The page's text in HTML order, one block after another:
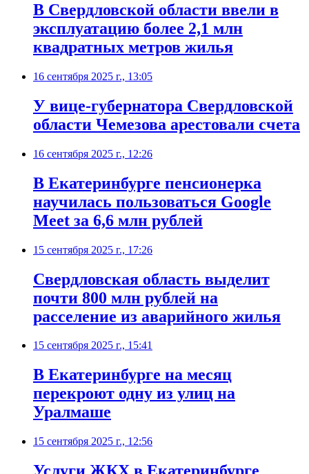
В Свердловской области ввели в
эксплуатацию более 2,1 млн
квадратных метров жилья
16 сентября 2025 г., 13:05
У вице-губернатора Свердловской
области Чемезова арестовали счета
16 сентября 2025 г., 12:26
В Екатеринбурге пенсионерка
научилась пользоваться Google
Meet за 6,6 млн рублей
15 сентября 2025 г., 17:26
Свердловская область выделит
почти 800 млн рублей на
расселение из аварийного жилья
15 сентября 2025 г., 15:41
В Екатеринбурге на месяц
перекроют одну из улиц на
Уралмаше
15 сентября 2025 г., 12:56